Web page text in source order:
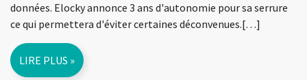
données. Elocky annonce 3 ans d'autonomie pour sa serrure
ce qui permettera d'éviter certaines déconvenues.[…]
LIRE PLUS »